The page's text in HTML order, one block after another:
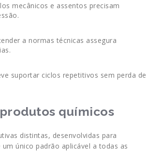
mecânicos e assentos precisam
a normas técnicas assegura
suportar ciclos repetitivos sem perda de
químicos
distintas, desenvolvidas para
único padrão aplicável a todas as